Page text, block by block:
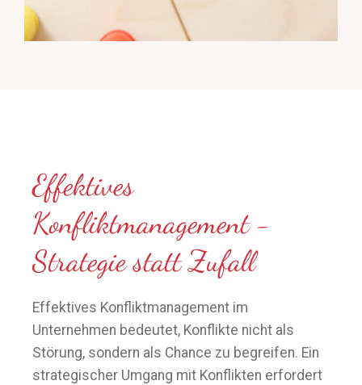
Effektives
Konfliktmanagement -
Strategie statt Zufall
Effektives Konfliktmanagement im
Unternehmen bedeutet, Konflikte nicht als
Störung, sondern als Chance zu begreifen. Ein
strategischer Umgang mit Konflikten erfordert